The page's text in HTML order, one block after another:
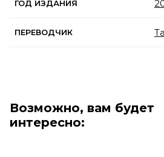
ГОД ИЗДАНИЯ
ПЕРЕВОДЧИК
Возможно, вам будет
интересно: